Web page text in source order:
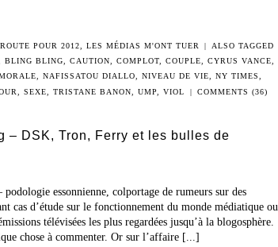
POUR 2012, LES MÉDIAS M'ONT TUER
ALSO TAGGED
BLING BLING, CAUTION, COMPLOT, COUPLE, CYRUS VANCE,
, NAFISSATOU DIALLO, NIVEAU DE VIE, NY TIMES,
,SEXE,TRISTANE BANON,UMP,VIOL COMMENTS (36)
– DSK, Tron, Ferry et les bulles de
essonnienne, colportage de rumeurs sur des
cas d’étude sur le fonctionnement du monde médiatique ou
télévisées les plus regardées jusqu’à la blogosphère.
chose à commenter. Or sur l’affaire [...]